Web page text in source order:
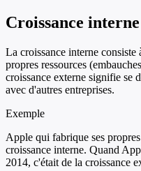
Croissance
La croissance interne
propres ressources
croissance externe signifie se
avec d'autres entreprises.
Exemple
Apple qui fabrique ses
croissance interne. Quand
2014, c'était de la croissance